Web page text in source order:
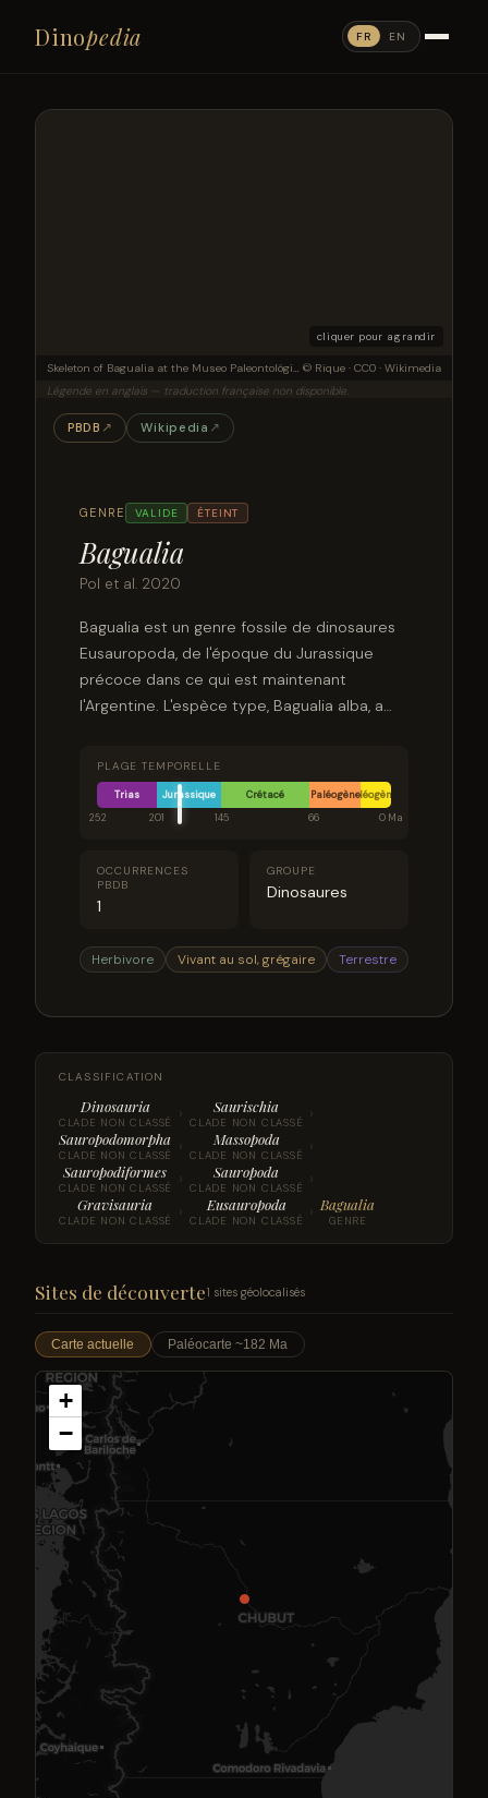
Dinopedia FR EN
GENRE VALIDE ÉTEINT
Bagualia
Pol et al. 2020
Bagualia est un genre fossile de dinosaures
Eusauropoda, de l'époque du Jurassique
précoce dans ce qui est maintenant
l'Argentine. L'espèce type, Bagualia alba, a
PLAGE TEMPORELLE
Trias Jurassique Crétacé PaléogèneNéogène
252
201 145 66 0 Ma
OCCURRENCES
PBDB
1
GROUPE
Dinosaures
Herbivore Vivant au sol, grégaire Terrestre
cliquer pour agrandir
Skeleton of Bagualia at the Museo Paleontológico Egidio Feruglio in Trelew, Argentina © Rique · CC0 · Wikimedia
Légende en anglais — traduction française non disponible.
PBDB ↗ Wikipedia ↗
CLASSIFICATION
Dinosauria
CLADE NON CLASSÉ › Saurischia
CLADE NON CLASSÉ ›
Sauropodomorpha
CLADE NON CLASSÉ › Massopoda
CLADE NON CLASSÉ ›
Sauropodiformes
CLADE NON CLASSÉ › Sauropoda
CLADE NON CLASSÉ ›
Gravisauria
CLADE NON CLASSÉ › Eusauropoda
CLADE NON CLASSÉ › Bagualia
GENRE
Sites de découverte1 sites géolocalisés
Carte actuelle Paléocarte ~182 Ma
+
−